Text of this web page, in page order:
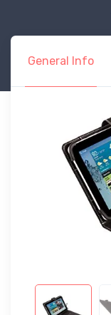
General Info